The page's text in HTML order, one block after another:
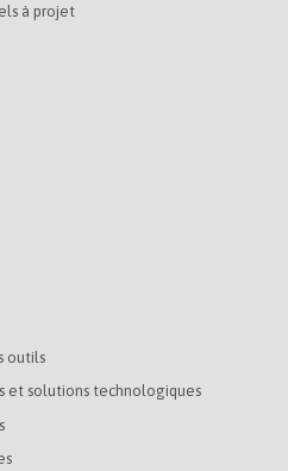
à projet
outils
et solutions technologiques